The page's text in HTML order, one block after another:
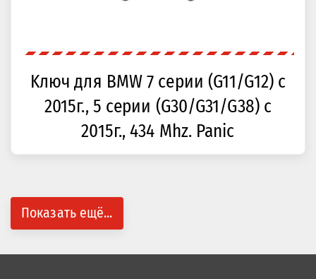
Kлюч для BMW 7 серии (G11/G12) с
2015г., 5 серии (G30/G31/G38) с
2015г., 434 Mhz. Panic
Показать ещё...